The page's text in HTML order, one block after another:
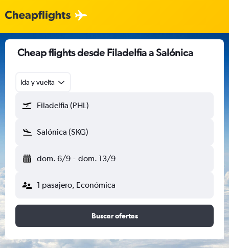
Cheap flights desde Filadelfia a Salónica
Ida y vuelta
Filadelfia (PHL)
Salónica (SKG)
dom. 6/9 - dom. 13/9
1 pasajero, Económica
Buscar ofertas